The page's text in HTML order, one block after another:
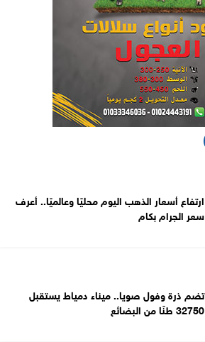
ارتفاع أسعار الذهب اليوم محليًا وعالميًا.. أعرف
سعر الجرام بكام
تضم ذرة وفول صويا.. ميناء دمياط يستقبل
32750 طنًا من البضائع